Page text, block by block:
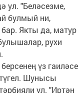
ул. "Беләсезме,
булмый ни,
Якты да, матур
рухи
үз гаиләсе
Шунысы
ул. "Иртән